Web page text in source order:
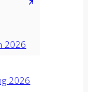
2026
2026